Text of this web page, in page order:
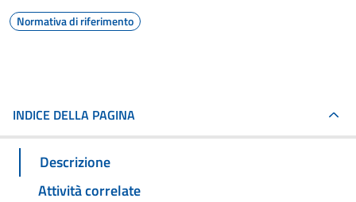
Normativa di riferimento
INDICE DELLA PAGINA
Descrizione
Attività correlate